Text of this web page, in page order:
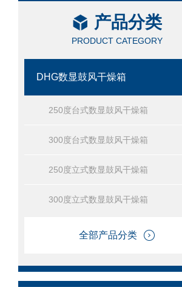
产品分类
PRODUCT CATEGORY
DHG数显鼓风干燥箱
250度台式数显鼓风干燥箱
300度台式数显鼓风干燥箱
250度立式数显鼓风干燥箱
300度立式数显鼓风干燥箱
全部产品分类